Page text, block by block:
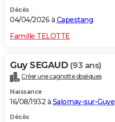
Décès
04/04/2026 à Capestang
Famille TELOTTE
Guy SEGAUD (93 ans)
Créer une cagnotte obsèques
Naissance
16/08/1932 à Salornay-sur-Guye
Décès